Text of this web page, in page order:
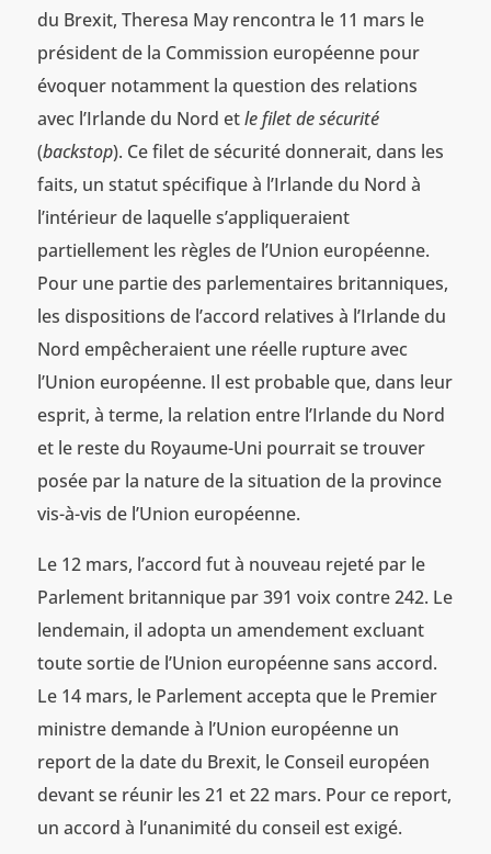
du Brexit, Theresa May rencontra le 11 mars le
président de la Commission européenne pour
évoquer notamment la question des relations
avec l’Irlande du Nord etle filet de sécurité
(backstop). Ce filet de sécurité donnerait, dans les
faits, un statut spécifique à l’Irlande du Nord à
l’intérieur de laquelle s’appliqueraient
partiellement les règles de l’Union européenne.
Pour une partie des parlementaires britanniques,
les dispositions de l’accord relatives à l’Irlande du
Nord empêcheraient une réelle rupture avec
l’Union européenne. Il est probable que, dans leur
esprit, à terme, la relation entre l’Irlande du Nord
et le reste du Royaume-Uni pourrait se trouver
posée par la nature de la situation de la province
vis-à-vis de l’Union européenne.
Le 12 mars, l’accord fut à nouveau rejeté par le
Parlement britannique par 391 voix contre 242. Le
lendemain, il adopta un amendement excluant
toute sortie de l’Union européenne sans accord.
Le 14 mars, le Parlement accepta que le Premier
ministre demande à l’Union européenne un
report de la date du Brexit, le Conseil européen
devant se réunir les 21 et 22 mars. Pour ce report,
un accord à l’unanimité du conseil est exigé.